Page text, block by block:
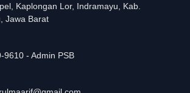
Kaplongan Lor, Indramayu, Kab.
Jawa Barat
9610 - Admin PSB